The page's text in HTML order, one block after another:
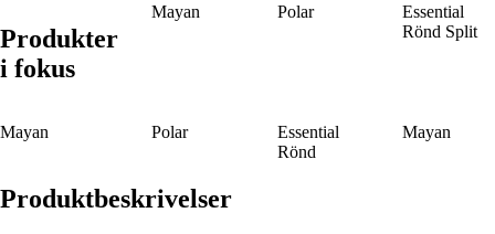
Produkter
i fokus
Mayan Polar
Essential
Rönd Split
Mayan Polar
Essential
Rönd
Mayan
Produktbeskrivelser